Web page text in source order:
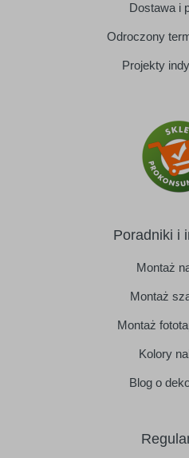
Dostawa i
Odroczony
Projekty
Poradniki i
Montaż
Montaż
Montaż
Kolory
Blog o